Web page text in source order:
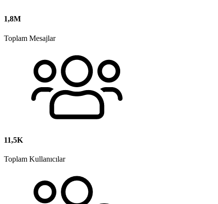
1,8M
Toplam Mesajlar
11,5K
Toplam Kullanıcılar